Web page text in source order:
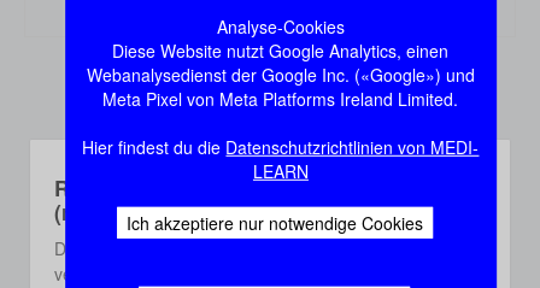
Analyse-Cookies
Diese Website nutzt Google Analytics, einen
Webanalysedienst der Google Inc. («Google») und
Meta Pixel von Meta Platforms Ireland Limited.
Hier findest du die Datenschutzrichtlinien von MEDI-
LEARN
Ich akzeptiere nur notwendige Cookies
Rec-Webinare
(recorded)
Die Rec-Webinare sind Aufzeichnungen aus einem der
vergangenen 3 Semester.